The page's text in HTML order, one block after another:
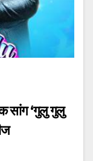
सांग ‘गुलु गुलु